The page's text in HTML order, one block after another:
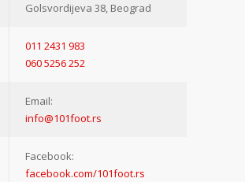
Golsvordijeva 38, Beograd
011 2431 983
060 5256 252
Email:
info@101foot.rs
Facebook:
facebook.com/101foot.rs